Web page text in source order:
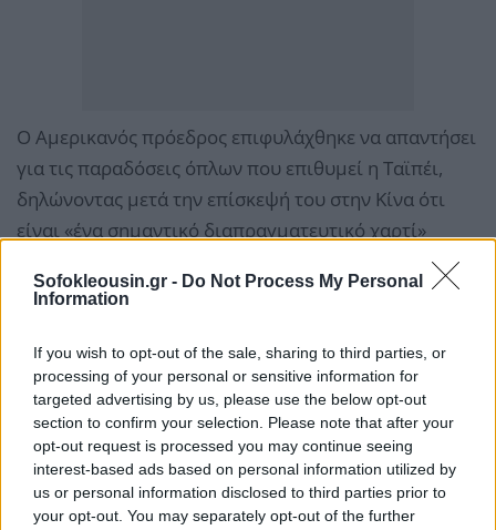
Sofokleousin.gr - Do Not Process My Personal
Information
If you wish to opt-out of the sale, sharing to third parties, or
processing of your personal or sensitive information for
targeted advertising by us, please use the below opt-out
section to confirm your selection. Please note that after your
opt-out request is processed you may continue seeing
interest-based ads based on personal information utilized by
us or personal information disclosed to third parties prior to
your opt-out. You may separately opt-out of the further
Ο Αμερικανός πρόεδρος επιφυλάχθηκε να απαντήσει
για τις παραδόσεις όπλων που επιθυμεί η Ταϊπέι,
δηλώνοντας μετά την επίσκεψή του στην Κίνα ότι
είναι «ένα σημαντικό διαπραγματευτικό χαρτί»
ήθελε μια αλλαγή (στη στάση των ΗΠΑ) αλλά δεν
υπάρχει καμία αλλαγή», πρόσθεσε ο Ρούμπιο.
Υπενθύμισε επίσης ότι τον περασμένο Δεκέμβριο οι
ΗΠΑ ενέκριναν μια σύμβαση πώλησης όπλων, ύψους
11, 1 δισεκ. δολαρίων, «τη σημαντικότερη που έχει
γίνει ποτέ, μια κολοσσιαία αγορά» από την Ταϊβάν.